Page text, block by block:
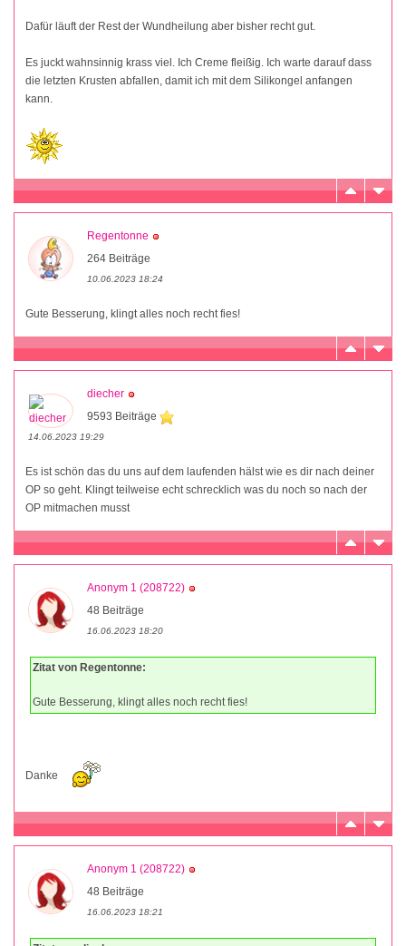
Dafür läuft der Rest der Wundheilung aber bisher recht gut.
Es juckt wahnsinnig krass viel. Ich Creme fleißig. Ich warte darauf dass
die letzten Krusten abfallen, damit ich mit dem Silikongel anfangen
kann.
Regentonne
264 Beiträge
10.06.2023 18:24
Gute Besserung, klingt alles noch recht fies!
diecher
9593 Beiträge
14.06.2023 19:29
Es ist schön das du uns auf dem laufenden hälst wie es dir nach deiner
OP so geht. Klingt teilweise echt schrecklich was du noch so nach der
OP mitmachen musst
Anonym 1 (208722)
48 Beiträge
16.06.2023 18:20
Zitat von Regentonne:
Gute Besserung, klingt alles noch recht fies!
Danke
Anonym 1 (208722)
48 Beiträge
16.06.2023 18:21